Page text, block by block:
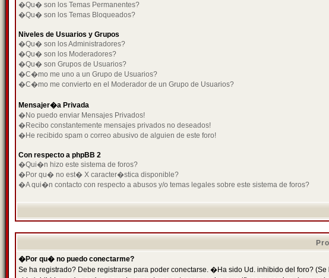
�Qu� son los Temas Permanentes?
�Qu� son los Temas Bloqueados?
Niveles de Usuarios y Grupos
�Qu� son los Administradores?
�Qu� son los Moderadores?
�Qu� son Grupos de Usuarios?
�C�mo me uno a un Grupo de Usuarios?
�C�mo me convierto en el Moderador de un Grupo de Usuarios?
Mensajer�a Privada
�No puedo enviar Mensajes Privados!
�Recibo constantemente mensajes privados no deseados!
�He recibido spam o correo abusivo de alguien de este foro!
Con respecto a phpBB 2
�Qui�n hizo este sistema de foros?
�Por qu� no est� X caracter�stica disponible?
�A qui�n contacto con respecto a abusos y/o temas legales sobre este sistema de foros?
�Por qu� no puedo conectarme?
Se ha registrado? Debe registrarse para poder conectarse. �Ha sido Ud. inhibido del foro?